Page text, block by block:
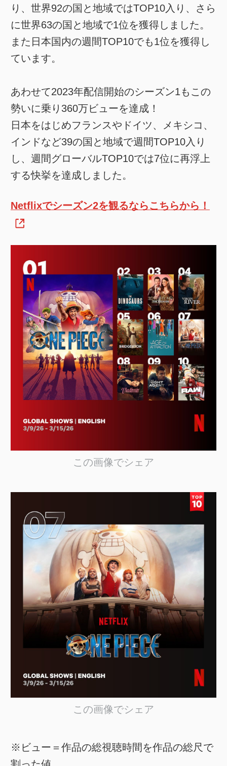
り、世界92の国と地域ではTOP10入り、さら
に世界63の国と地域で1位を獲得しました。
また日本国内の週間TOP10でも1位を獲得し
ています。
あわせて2023年配信開始のシーズン1もこの
勢いに乗り360万ビューを達成！
日本をはじめフランスやドイツ、メキシコ、
インドなど39の国と地域で週間TOP10入り
し、週間グローバルTOP10では7位に再浮上
する快挙を達成しました。
Netflixでシーズン2を観るならこちらから！
この画像でシェア
この画像でシェア
※ビュー＝作品の総視聴時間を作品の総尺で